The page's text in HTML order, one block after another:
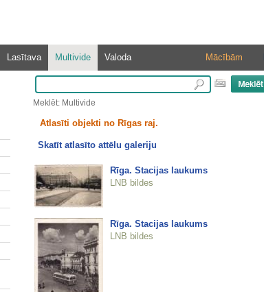
Lasītava Multivide Valoda Mācībām
Meklēt: Multivide
Atlasīti objekti no Rīgas raj.
Skatīt atlasīto attēlu galeriju
Rīga. Stacijas laukums
LNB bildes
Rīga. Stacijas laukums
LNB bildes